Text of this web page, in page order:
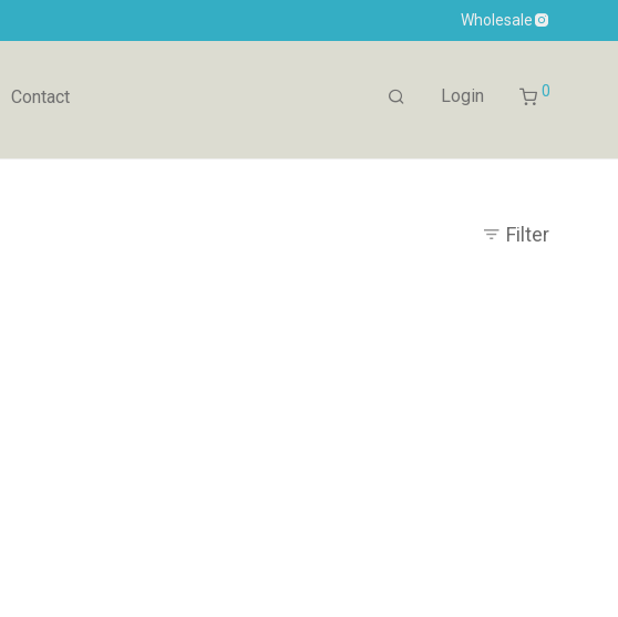
Wholesale
Contact Login 0
Filter